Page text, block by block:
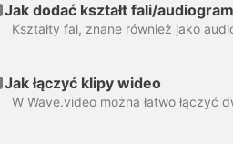
Jak dodać kształt fali/
Jak łączyć klipy wideo